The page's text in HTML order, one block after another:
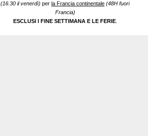
(16.30 il venerdì) per la Francia continentale (48H fuori
Francia)
ESCLUSI I FINE SETTIMANA E LE FERIE.